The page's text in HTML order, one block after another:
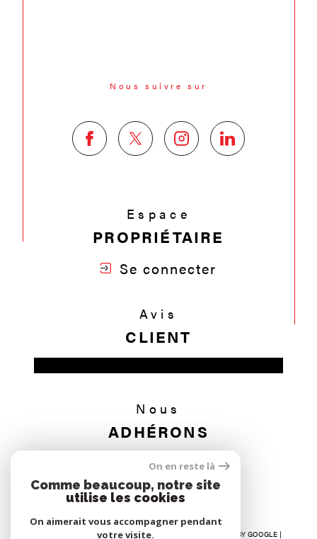
Nous suivre sur
Espace
PROPRIÉTAIRE
Se connecter
Avis
CLIENT
Nous
ADHÉRONS
© 2026 | TOUS DROITS RÉSERVÉS | TRADUCTION POWERED BY GOOGLE |
On en reste là
Comme beaucoup, notre site
utilise les cookies
On aimerait vous accompagner pendant
votre visite.